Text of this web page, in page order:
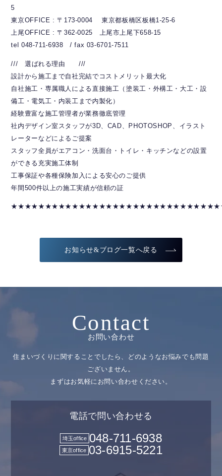
5
東京OFFICE : 〒173-0004 東京都板橋区板橋1-25-6
上尾OFFICE : 〒362-0025 上尾市上尾下658-15
tel 048-711-6938 / fax 03-6701-7511
/// 選ばれる理由 ///
設計から施工まで自社完結でコストメリット最大化
自社施工・専属職人による直接施工（塗装工・外構工・大工・設
備工・電気工・内装工まで内製化）
経験豊富な施工管理者が業務徹底管理
社内デザイン室スタッフが3D、CAD、PHOTOSHOP、イラスト
レーターなどによるご提案
スタッフ全員がエアコン・洗面台・トイレ・キッチンなどの設置
ができる充実施工体制
工事保証や各種保険加入による安心のご提供
年間500件以上の施工実績が信頼の証
お知らせ&ブログ一覧へ戻る
Contact
お問い合わせ
住まいづくりに関することでしたら、どのようなお悩みでも問題
ございません。
まずはお気軽にお問い合わせください。
電話で問い合わせる
埼玉office 048-711-6938
東京office 03-6915-5221